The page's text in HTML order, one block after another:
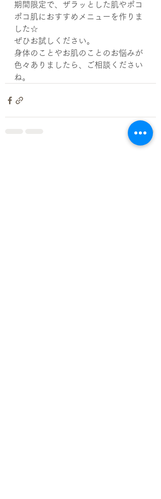
期間限定で、ザラッとした肌やポコ
ポコ肌におすすめメニューを作りま
した☆
ぜひお試しください。
身体のことやお肌のことのお悩みが
色々ありましたら、ご相談ください
ね。